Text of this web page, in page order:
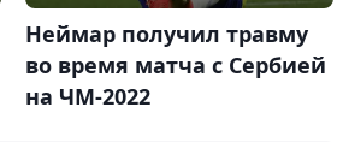
Неймар получил травму
во время матча с Сербией
на ЧМ-2022